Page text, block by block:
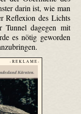
darin ist, wie man
Reflexion des Lichts
Tunnel dagegen mit
es nötig geworden
- R E K L A M E -